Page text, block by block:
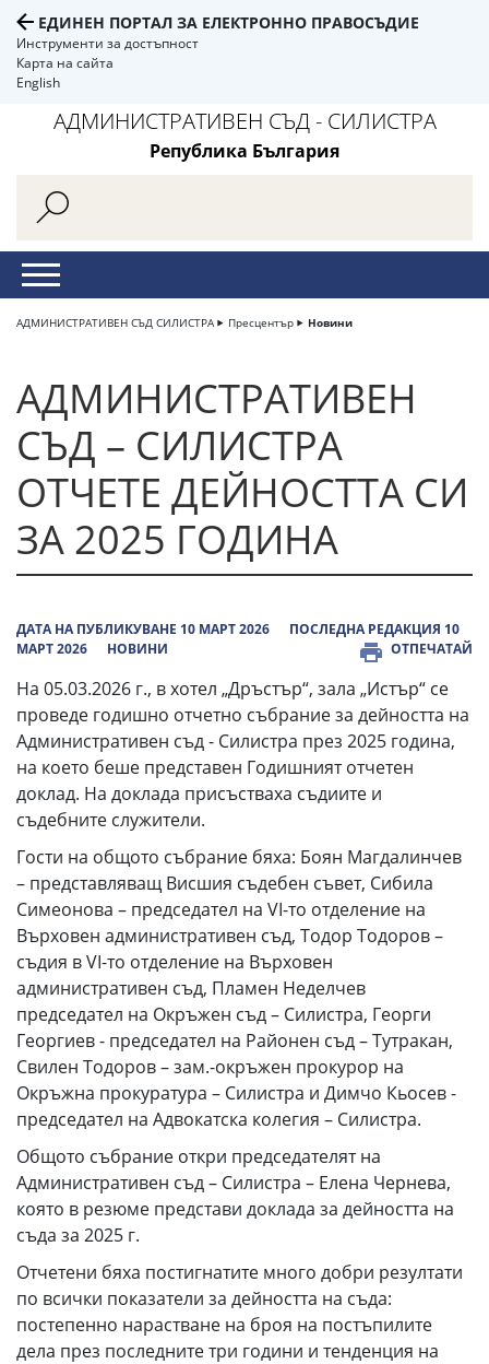
ЕДИНЕН ПОРТАЛ ЗА ЕЛЕКТРОННО ПРАВОСЪДИЕ
Инструменти за достъпност
Карта на сайта
English
АДМИНИСТРАТИВЕН СЪД - СИЛИСТРА
Република България
АДМИНИСТРАТИВЕН СЪД СИЛИСТРА Пресцентър Новини
АДМИНИСТРАТИВЕН
СЪД – СИЛИСТРА
ОТЧЕТЕ ДЕЙНОСТТА СИ
ЗА 2025 ГОДИНА
ДАТА НА ПУБЛИКУВАНЕ 10 МАРТ 2026
ПОСЛЕДНА РЕДАКЦИЯ 10
МАРТ 2026
НОВИНИ ОТПЕЧАТАЙ
На 05.03.2026 г., в хотел „Дръстър“, зала „Истър“ се
проведе годишно отчетно събрание за дейността на
Административен съд - Силистра през 2025 година,
на което беше представен Годишният отчетен
доклад. На доклада присъстваха съдиите и
съдебните служители.
Гости на общото събрание бяха: Боян Магдалинчев
– представляващ Висшия съдебен съвет, Сибила
Симеонова – председател на VІ-то отделение на
Върховен административен съд, Тодор Тодоров –
съдия в VІ-то отделение на Върховен
административен съд, Пламен Неделчев
председател на Окръжен съд – Силистра, Георги
Георгиев - председател на Районен съд – Тутракан,
Свилен Тодоров – зам.-окръжен прокурор на
Окръжна прокуратура – Силистра и Димчо Кьосев -
председател на Адвокатска колегия – Силистра.
Общото събрание откри председателят на
Административен съд – Силистра – Елена Чернева,
която в резюме представи доклада за дейността на
съда за 2025 г.
Отчетени бяха постигнатите много добри резултати
по всички показатели за дейността на съда:
постепенно нарастване на броя на постъпилите
дела през последните три години и тенденция на